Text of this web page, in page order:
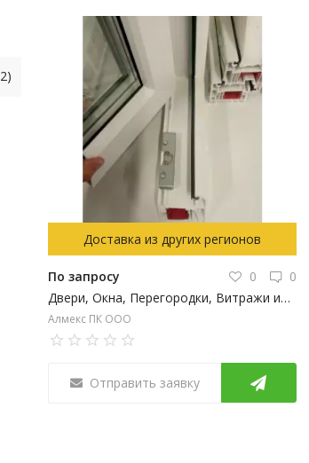
Доставка из других регионов
По запросу 0
0
Двери, Окна, Перегородки, Витражи из ПВХ профиля
Алмекс ПК ООО
Отправить заявку